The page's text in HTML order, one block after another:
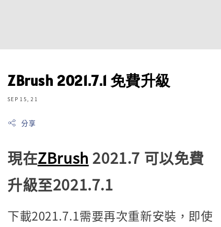
ZBrush 2021.7.1 免費升級
SEP 15, 21
分享
現在ZBrush 2021.7 可以免費
升級至2021.7.1
下載2021.7.1需要再次重新安裝，即使